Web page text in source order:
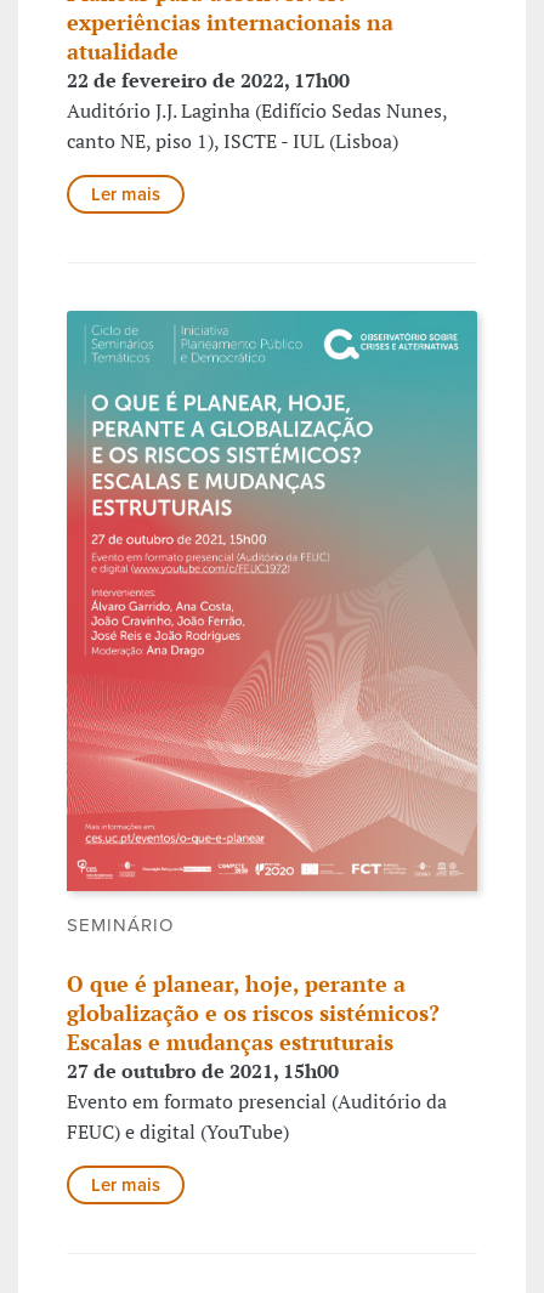
experiências internacionais na
atualidade
22 de fevereiro de 2022, 17h00
Auditório J.J. Laginha (Edifício Sedas Nunes,
canto NE, piso 1), ISCTE - IUL (Lisboa)
Ler mais
SEMINÁRIO
O que é planear, hoje, perante a
globalização e os riscos sistémicos?
Escalas e mudanças estruturais
27 de outubro de 2021, 15h00
Evento em formato presencial (Auditório da
FEUC) e digital (YouTube)
Ler mais